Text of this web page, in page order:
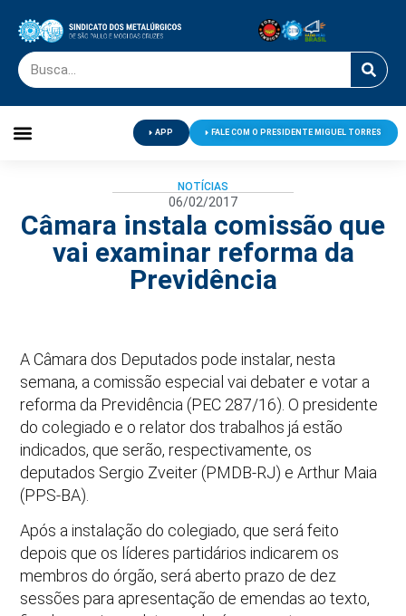
APP FALE COM O PRESIDENTE MIGUEL TORRES
NOTÍCIAS
06/02/2017
Câmara instala comissão que
vai examinar reforma da
Previdência
A Câmara dos Deputados pode instalar, nesta
semana, a comissão especial vai debater e votar a
reforma da Previdência (PEC 287/16). O presidente
do colegiado e o relator dos trabalhos já estão
indicados, que serão, respectivamente, os
deputados Sergio Zveiter (PMDB-RJ) e Arthur Maia
(PPS-BA).
Após a instalação do colegiado, que será feito
depois que os líderes partidários indicarem os
membros do órgão, será aberto prazo de dez
sessões para apresentação de emendas ao texto,